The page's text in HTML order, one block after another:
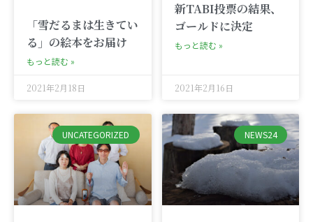
「雪だるまは生きてい
る」の絵本をお届け
もっと読む »
2021年2月18日
新TABI投票の結果、
ゴールドに決定
もっと読む »
2021年2月16日
UNCATEGORIZED NEWS24